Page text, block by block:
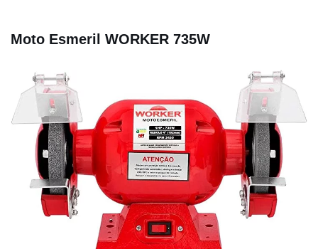
Moto Esmeril WORKER 735W